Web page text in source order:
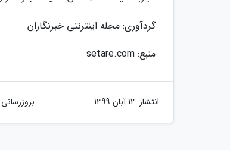
گردآوری: مجله اینترنتی خبرنگاران
منبع: setare.com
انتشار: 12 آبان 1399 بروزرسانی: